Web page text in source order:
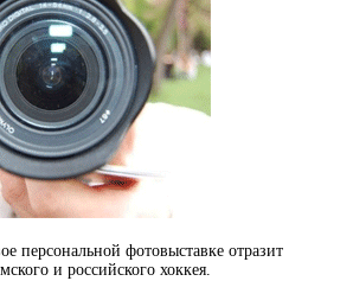
персональной фотовыставке отразит
и российского хоккея.